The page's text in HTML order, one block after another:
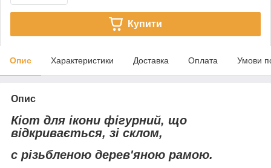
Купити
Опис Характеристики Доставка Оплата Умови
Опис
Кіот для ікони фігурний, що
відкривається, зі склом,
c різьбленою дерев'яною рамою.